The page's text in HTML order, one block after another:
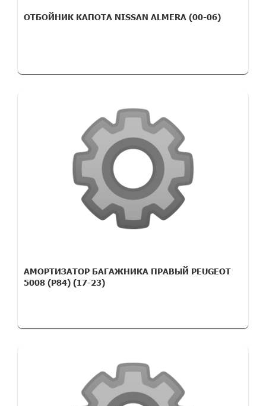
ОТБОЙНИК КАПОТА NISSAN ALMERA (00-06)
АМОРТИЗАТОР БАГАЖНИКА ПРАВЫЙ PEUGEOT
5008 (P84) (17-23)